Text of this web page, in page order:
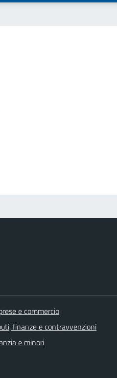
e commercio
finanze e contravvenzioni
e minori